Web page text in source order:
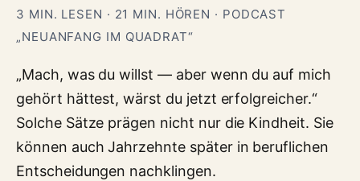
3 MIN. LESEN · 21 MIN. HÖREN · PODCAST
„NEUANFANG IM QUADRAT“
„Mach, was du willst — aber wenn du auf mich
gehört hättest, wärst du jetzt erfolgreicher.“
Solche Sätze prägen nicht nur die Kindheit. Sie
können auch Jahrzehnte später in beruflichen
Entscheidungen nachklingen.